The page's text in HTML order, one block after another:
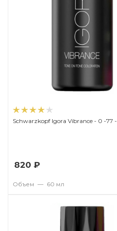
Schwarzkopf
820 ₽
Объем — 60 мл